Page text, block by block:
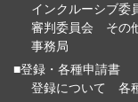
インクルーシブ委
審判委員会
その
事務局
■登録・各種申請書
登録について
各